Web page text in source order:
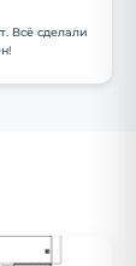
Всё сделали